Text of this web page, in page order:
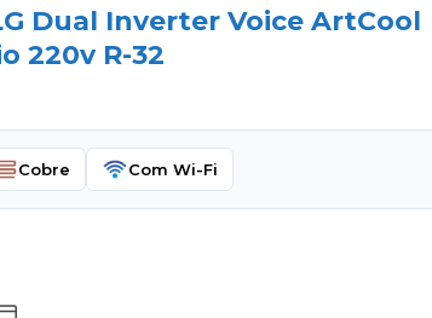
Dual Inverter Voice ArtCool
220v R-32
Cobre Com Wi-Fi